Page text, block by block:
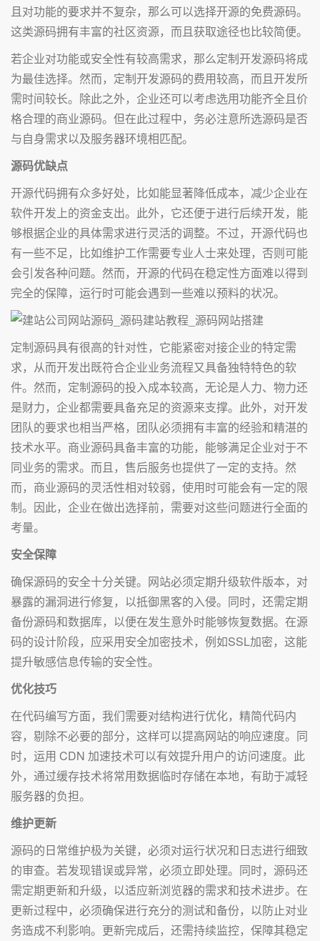
且对功能的要求并不复杂，那么可以选择开源的免费源码。
这类源码拥有丰富的社区资源，而且获取途径也比较简便。
若企业对功能或安全性有较高需求，那么定制开发源码将成
为最佳选择。然而，定制开发源码的费用较高，而且开发所
需时间较长。除此之外，企业还可以考虑选用功能齐全且价
格合理的商业源码。但在此过程中，务必注意所选源码是否
与自身需求以及服务器环境相匹配。
源码优缺点
开源代码拥有众多好处，比如能显著降低成本，减少企业在
软件开发上的资金支出。此外，它还便于进行后续开发，能
够根据企业的具体需求进行灵活的调整。不过，开源代码也
有一些不足，比如维护工作需要专业人士来处理，否则可能
会引发各种问题。然而，开源的代码在稳定性方面难以得到
完全的保障，运行时可能会遇到一些难以预料的状况。
定制源码具有很高的针对性，它能紧密对接企业的特定需
求，从而开发出既符合企业业务流程又具备独特特色的软
件。然而，定制源码的投入成本较高，无论是人力、物力还
是财力，企业都需要具备充足的资源来支撑。此外，对开发
团队的要求也相当严格，团队必须拥有丰富的经验和精湛的
技术水平。商业源码具备丰富的功能，能够满足企业对于不
同业务的需求。而且，售后服务也提供了一定的支持。然
而，商业源码的灵活性相对较弱，使用时可能会有一定的限
制。因此，企业在做出选择前，需要对这些问题进行全面的
考量。
安全保障
确保源码的安全十分关键。网站必须定期升级软件版本，对
暴露的漏洞进行修复，以抵御黑客的入侵。同时，还需定期
备份源码和数据库，以便在发生意外时能够恢复数据。在源
码的设计阶段，应采用安全加密技术，例如SSL加密，这能
提升敏感信息传输的安全性。
优化技巧
在代码编写方面，我们需要对结构进行优化，精简代码内
容，剔除不必要的部分，这样可以提高网站的响应速度。同
时，运用 CDN 加速技术可以有效提升用户的访问速度。此
外，通过缓存技术将常用数据临时存储在本地，有助于减轻
服务器的负担。
维护更新
源码的日常维护极为关键，必须对运行状况和日志进行细致
的审查。若发现错误或异常，必须立即处理。同时，源码还
需定期更新和升级，以适应新浏览器的需求和技术进步。在
更新过程中，必须确保进行充分的测试和备份，以防止对业
务造成不利影响。更新完成后，还需持续监控，保障其稳定